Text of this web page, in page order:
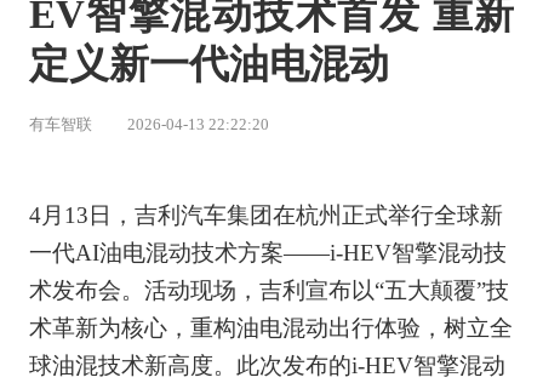
EV智擎混动技术首发 重新
定义新一代油电混动
有车智联 2026-04-13 22:22:20
4月13日，吉利汽车集团在杭州正式举行全球新
一代AI油电混动技术方案——i-HEV智擎混动技
术发布会。活动现场，吉利宣布以“五大颠覆”技
术革新为核心，重构油电混动出行体验，树立全
球油混技术新高度。此次发布的i-HEV智擎混动